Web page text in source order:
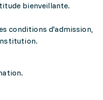
bienveillante.
conditions d'admission,